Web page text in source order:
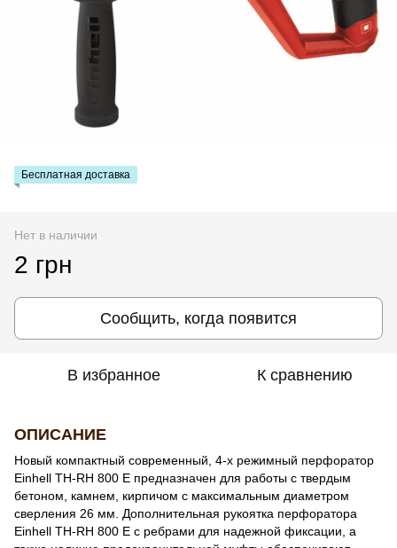
Бесплатная доставка
Нет в наличии
2 грн
Сообщить, когда появится
В избранное К сравнению
ОПИСАНИЕ
Новый компактный современный, 4-х режимный перфоратор
Einhell TH-RH 800 E предназначен для работы с твердым
бетоном, камнем, кирпичом с максимальным диаметром
сверления 26 мм. Дополнительная рукоятка перфоратора
Einhell TH-RH 800 E с ребрами для надежной фиксации, а